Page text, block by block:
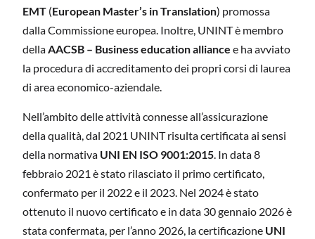
EMT (European Master’s in Translation) promossa
dalla Commissione europea. Inoltre, UNINT è membro
dellaAACSB – Business education alliance e ha avviato
la procedura di accreditamento dei propri corsi di laurea
di area economico-aziendale.
Nell’ambito delle attività connesse all’assicurazione
della qualità, dal 2021 UNINT risulta certificata ai sensi
della normativa UNI EN ISO 9001:2015 . In data 8
febbraio 2021 è stato rilasciato il primo certificato,
confermato per il 2022 e il 2023. Nel 2024 è stato
ottenuto il nuovo certificato e in data 30 gennaio 2026 è
stata confermata, per l’anno 2026, la certificazione UNI